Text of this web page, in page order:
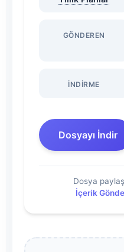
Planı
(Eylül
2020)
İndir
GÖNDEREN
İNDIRME
Dosyayı İndir
Dosya
İçerik